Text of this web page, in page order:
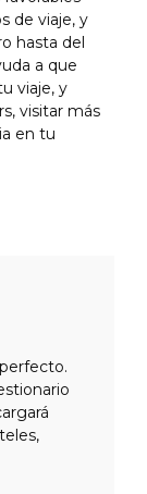
de viaje, y
hasta del
a que
viaje, y
visitar más
en tu